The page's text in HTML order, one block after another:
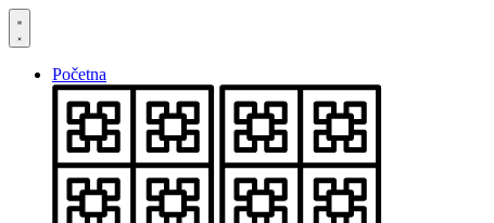
Skočite
na
Početna